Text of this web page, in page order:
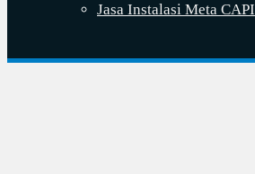
Jasa Instalasi Meta CAPI